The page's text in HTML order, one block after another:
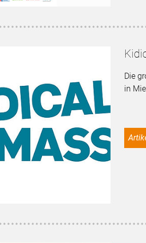
Die
in